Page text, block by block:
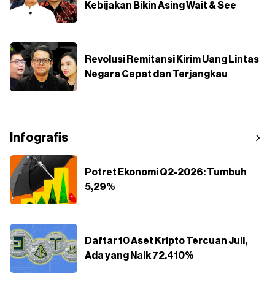
Kebijakan Bikin Asing Wait & See
Revolusi Remitansi Kirim Uang Lintas
Negara Cepat dan Terjangkau
Infografis
Potret Ekonomi Q2-2026: Tumbuh
5,29%
Daftar 10 Aset Kripto Tercuan Juli,
Ada yang Naik 72.410%